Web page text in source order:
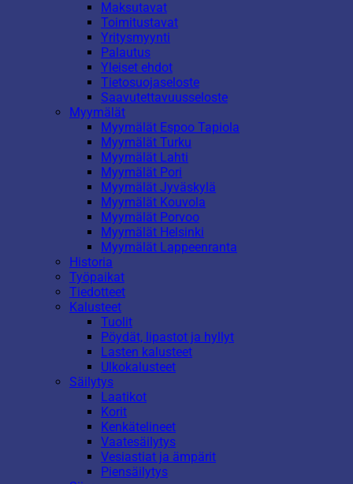
Maksutavat
Toimitustavat
Yritysmyynti
Palautus
Yleiset ehdot
Tietosuojaseloste
Saavutettavuusseloste
Myymälät
Myymälät Espoo Tapiola
Myymälät Turku
Myymälät Lahti
Myymälät Pori
Myymälät Jyväskylä
Myymälät Kouvola
Myymälät Porvoo
Myymälät Helsinki
Myymälät Lappeenranta
Historia
Työpaikat
Tiedotteet
Kalusteet
Tuolit
Pöydät, lipastot ja hyllyt
Lasten kalusteet
Ulkokalusteet
Säilytys
Laatikot
Korit
Kenkätelineet
Vaatesäilytys
Vesiastiat ja ämpärit
Piensäilytys